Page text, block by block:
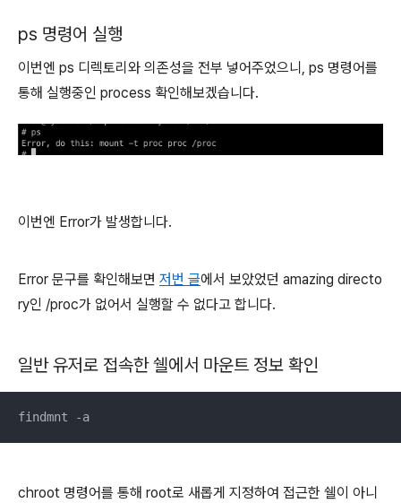
ps 명령어 실행
이번엔 ps 디렉토리와 의존성을 전부 넣어주었으니, ps 명령어를
통해 실행중인 process 확인해보겠습니다.
이번엔 Error가 발생합니다.
Error 문구를 확인해보면 저번 글에서 보았었던 amazing directo
ry인 /proc가 없어서 실행할 수 없다고 합니다.
일반 유저로 접속한 쉘에서 마운트 정보 확인
findmnt -a
chroot 명령어를 통해 root로 새롭게 지정하여 접근한 쉘이 아니